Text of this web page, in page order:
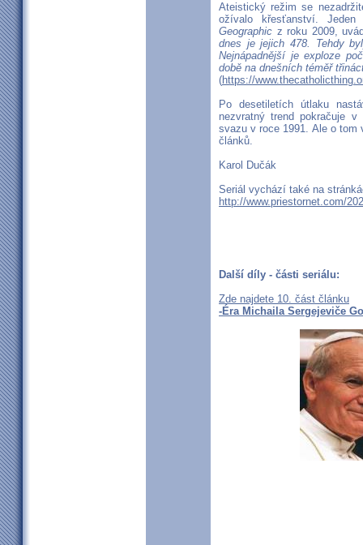
Ateistický režim se
ožívalo křesťanství.
Geographic z roku 2009,
dnes je jejich 478. Tehdy
Nejnápadnější je exploze
době na dnešních téměř
(https://
Po desetiletích útlaku
nezvratný trend pokračuje
svazu v roce 1991. Ale o
článků.
Karol Dučák
Seriál vychází také na
http://www.priestornet.com/
Další díly - části seriálu:
Zde najdete 10. část článku
-Éra Michaila Sergejeviče